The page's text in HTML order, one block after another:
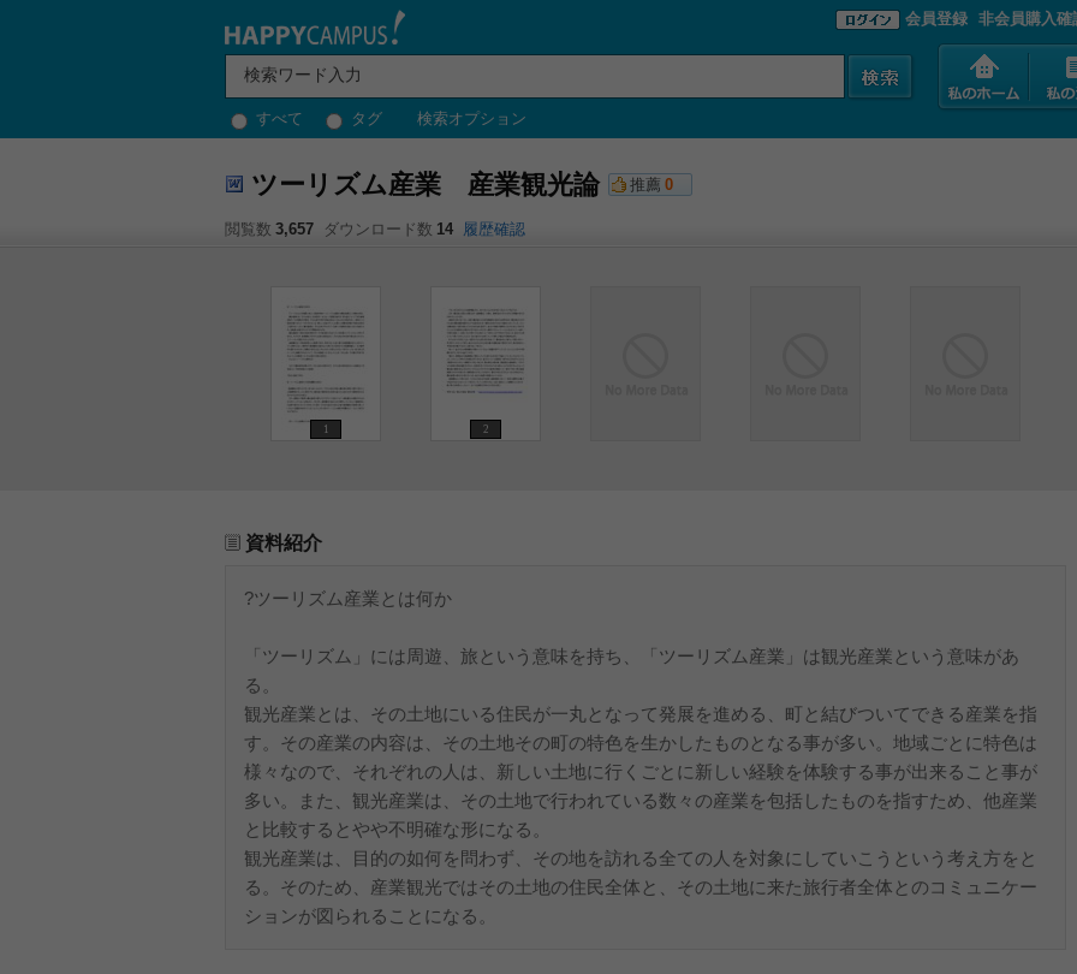
すべて タグ 検索オプション
会員登録 非会員購入確
ツーリズム産業 産業観光論 推薦 0
閲覧数 3,657 ダウンロード数 14 履歴確認
1 2
資料紹介
?ツーリズム産業とは何か
「ツーリズム」には周遊、旅という意味を持ち、「ツーリズム産業」は観光産業という意味があ
る。
観光産業とは、その土地にいる住民が一丸となって発展を進める、町と結びついてできる産業を指
す。その産業の内容は、その土地その町の特色を生かしたものとなる事が多い。地域ごとに特色は
様々なので、それぞれの人は、新しい土地に行くごとに新しい経験を体験する事が出来ること事が
多い。また、観光産業は、その土地で行われている数々の産業を包括したものを指すため、他産業
と比較するとやや不明確な形になる。
観光産業は、目的の如何を問わず、その地を訪れる全ての人を対象にしていこうという考え方をと
る。そのため、産業観光ではその土地の住民全体と、その土地に来た旅行者全体とのコミュニケー
ションが図られることになる。